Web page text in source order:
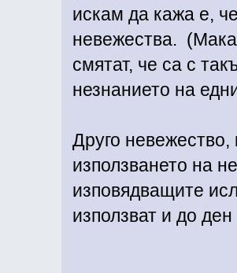
искам да кажа е,
невежества.
смятат, че са с
незнанието на
Друго
използването на
изповядващите
използват и до